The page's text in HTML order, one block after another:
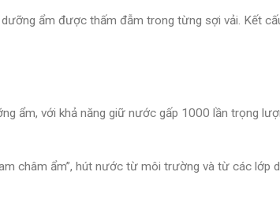
ẩm được thấm đẫm trong từng sợi vải. Kết
ẩm, với khả năng giữ nước gấp 1000 lần trọng
châm ẩm”, hút nước từ môi trường và từ các lớp